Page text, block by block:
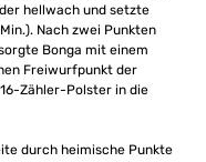
hellwach und setzte
Nach zwei Punkten
Bonga mit einem
Freiwurfpunkt der
Zähler-Polster in die
durch heimische Punkte